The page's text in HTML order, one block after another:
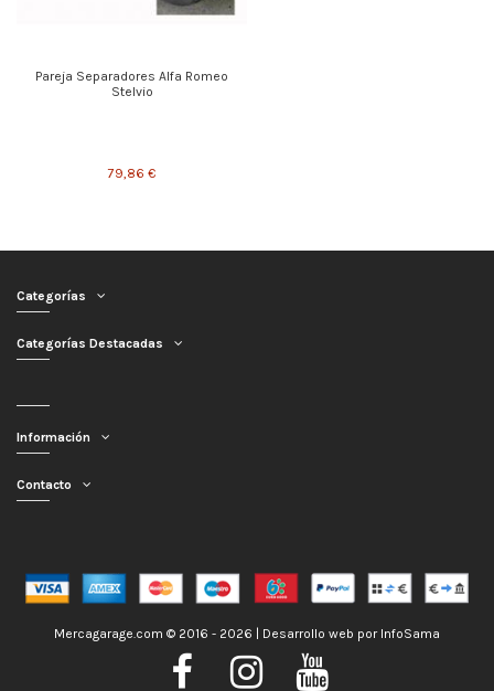
Pareja Separadores Alfa Romeo
Stelvio
79,86 €
Categorías
Categorías Destacadas
Información
Contacto
Mercagarage.com © 2016 - 2026 | Desarrollo web por InfoSama